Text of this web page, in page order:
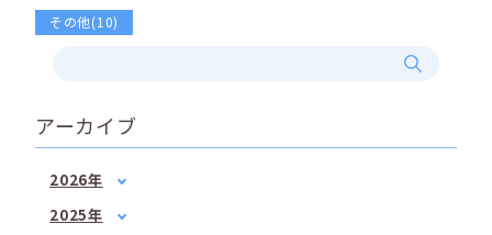
その他(10)
アーカイブ
2026年
2月(1)
2025年